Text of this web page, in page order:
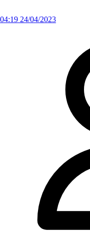
04:19 24/04/2023